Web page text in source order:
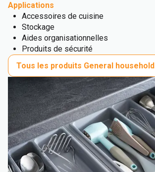
Applications
Accessoires de cuisine
Stockage
Aides organisationnelles
Produits de sécurité
Tous les produits General household